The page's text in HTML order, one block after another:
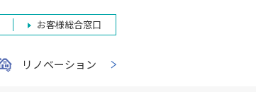
お客様総合窓口
リノベーション